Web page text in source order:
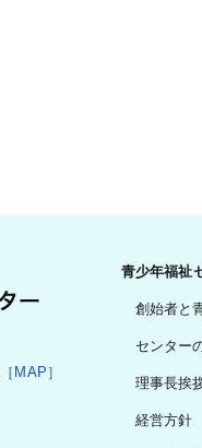
［MAP］
青少年福祉
創始者と
センター
理事長挨
経営方針